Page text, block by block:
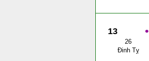
●
13
26
Đinh Tỵ